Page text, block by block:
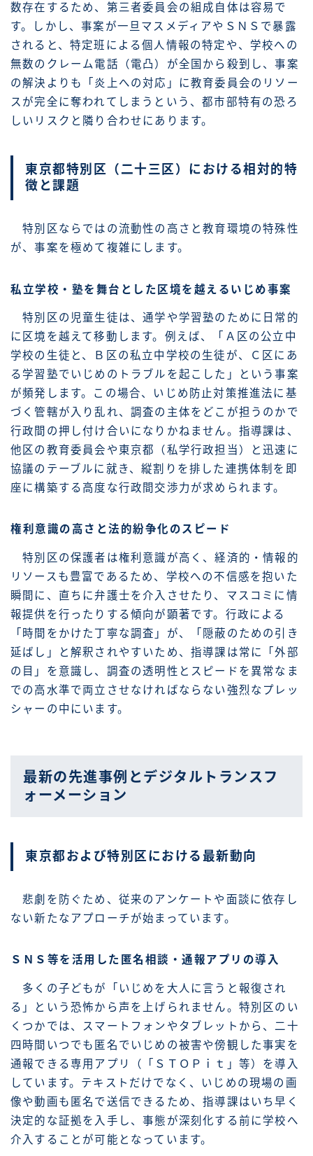
数存在するため、第三者委員会の組成自体は容易で
す。しかし、事案が一旦マスメディアやＳＮＳで暴露
されると、特定班による個人情報の特定や、学校への
無数のクレーム電話（電凸）が全国から殺到し、事案
の解決よりも「炎上への対応」に教育委員会のリソー
スが完全に奪われてしまうという、都市部特有の恐ろ
しいリスクと隣り合わせにあります。
東京都特別区（二十三区）における相対的特
徴と課題
特別区ならではの流動性の高さと教育環境の特殊性
が、事案を極めて複雑にします。
私立学校・塾を舞台とした区境を越えるいじめ事案
特別区の児童生徒は、通学や学習塾のために日常的
に区境を越えて移動します。例えば、「Ａ区の公立中
学校の生徒と、Ｂ区の私立中学校の生徒が、Ｃ区にあ
る学習塾でいじめのトラブルを起こした」という事案
が頻発します。この場合、いじめ防止対策推進法に基
づく管轄が入り乱れ、調査の主体をどこが担うのかで
行政間の押し付け合いになりかねません。指導課は、
他区の教育委員会や東京都（私学行政担当）と迅速に
協議のテーブルに就き、縦割りを排した連携体制を即
座に構築する高度な行政間交渉力が求められます。
権利意識の高さと法的紛争化のスピード
特別区の保護者は権利意識が高く、経済的・情報的
リソースも豊富であるため、学校への不信感を抱いた
瞬間に、直ちに弁護士を介入させたり、マスコミに情
報提供を行ったりする傾向が顕著です。行政による
「時間をかけた丁寧な調査」が、「隠蔽のための引き
延ばし」と解釈されやすいため、指導課は常に「外部
の目」を意識し、調査の透明性とスピードを異常なま
での高水準で両立させなければならない強烈なプレッ
シャーの中にいます。
最新の先進事例とデジタルトランスフ
ォーメーション
東京都および特別区における最新動向
悲劇を防ぐため、従来のアンケートや面談に依存し
ない新たなアプローチが始まっています。
ＳＮＳ等を活用した匿名相談・通報アプリの導入
多くの子どもが「いじめを大人に言うと報復され
る」という恐怖から声を上げられません。特別区のい
くつかでは、スマートフォンやタブレットから、二十
四時間いつでも匿名でいじめの被害や傍観した事実を
通報できる専用アプリ（「ＳＴＯＰｉｔ」等）を導入
しています。テキストだけでなく、いじめの現場の画
像や動画も匿名で送信できるため、指導課はいち早く
決定的な証拠を入手し、事態が深刻化する前に学校へ
介入することが可能となっています。